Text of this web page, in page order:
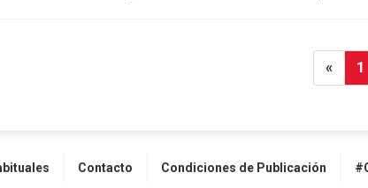
« 1
Contacto Condiciones de Publicación